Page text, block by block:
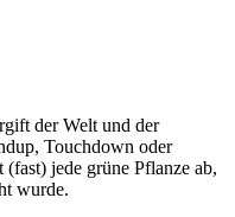
der Welt und der
Touchdown oder
jede grüne Pflanze ab,
wurde.